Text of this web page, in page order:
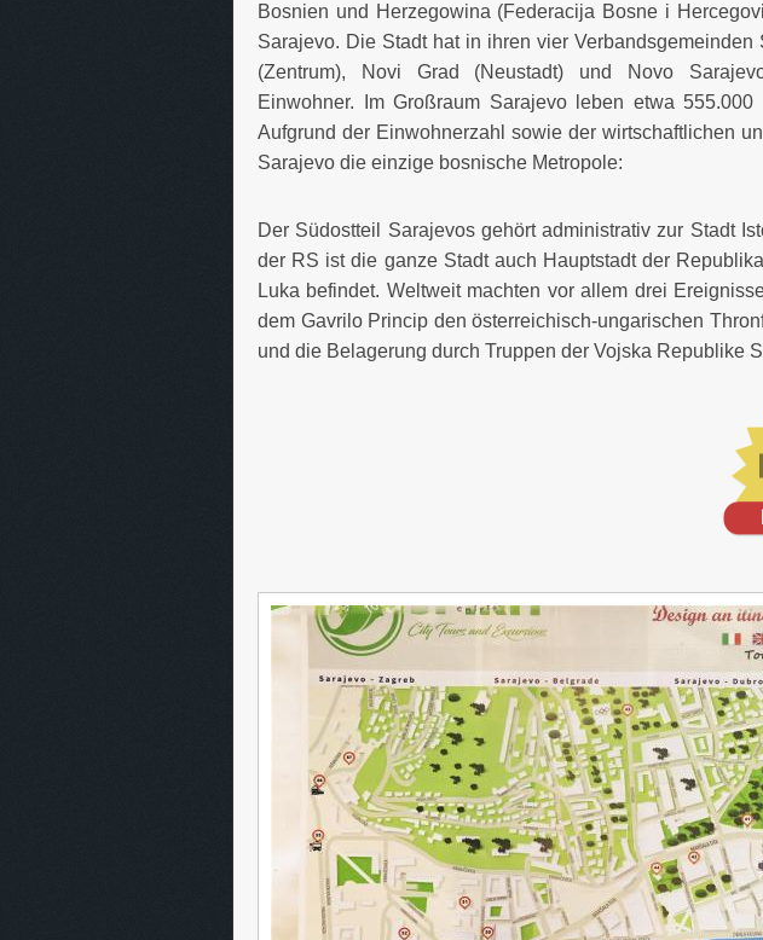
Bosnien und Herzegowina (Federacija Bosne i
Sarajevo. Die Stadt hat in ihren vier Verbandsgemeinden
(Zentrum), Novi Grad (Neustadt) und Novo
Einwohner. Im Großraum Sarajevo leben etwa
Aufgrund der Einwohnerzahl sowie der wirtschaftlichen
Sarajevo die einzige bosnische Metropole:
Der Südostteil Sarajevos gehört administrativ zur Stadt
der RS ist die ganze Stadt auch Hauptstadt der
Luka befindet. Weltweit machten vor allem drei
dem Gavrilo Princip den österreichisch-ungarischen
und die Belagerung durch Truppen der Vojska Republike